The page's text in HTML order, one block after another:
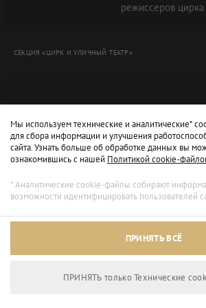
Архивный
режиссеров цирка
СЕКЦИЯ «ЦИРК И УЛИЧНЫЙ ТЕАТР»
Мы используем технические и аналитические*
для сбора информации и улучшения
сайта. Узнать больше об обработке данных вы
ознакомившись с нашей Политикой cookie-
* Аналитические cookie-файлы собирают
возможности идентифицировать пользователей
ПРИНЯТЬ ВСЁ
ПРИНЯТЬ только Технические